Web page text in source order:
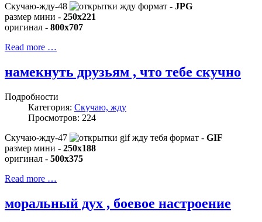
Скучаю-жду-48
формат - JPG
размер мини - 250x221
оригинал - 800x707
Read more …
намекнуть друзьям , что тебе скучно
Подробности
Категория: Скучаю, жду
Просмотров: 224
Скучаю-жду-47
формат - GIF
размер мини - 250x188
оригинал - 500x375
Read more …
моральный дух , боевое настроение